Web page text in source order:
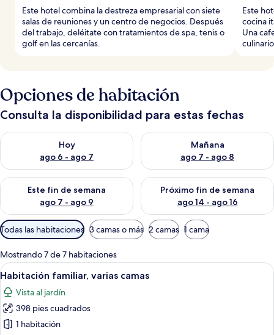
Este hotel combina la destreza empresarial con siete
salas de reuniones y un centro de negocios. Después
del trabajo, deléitate con tratamientos de spa, tenis o
golf en las cercanías.
Este
cocina
Una
Opciones de habitación
Consulta la disponibilidad para estas fechas
Hoy
ago 6 - ago 7
Consulta la disponibilidad para hoy ago 6 - ago 7
Mañana
ago 7 - ago 8
Consulta la disponibilidad
Este fin de semana
ago 7 - ago 9
Consulta la disponibilidad para este fin de semana ago 7 -
Próximo fin de semana
ago 14 - ago 16
Consulta la disponibilidad
Filtros
disponibles
para
las
habitaciones
Todas las habitaciones 3 camas o más 2 camas 1 cama
Mostrando 7 de 7 habitaciones
Abrir
todas
las
fotos
de
Un dormitorio con una cama,
3
Habitación familiar, varias camas
Vista al jardín
398 pies cuadrados
1 habitación